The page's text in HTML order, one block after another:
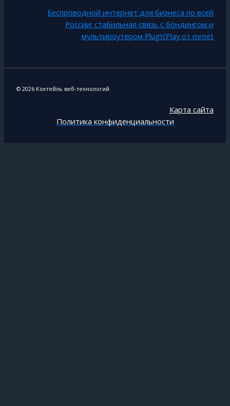
Беспроводной интернет для бизнеса по всей
России: стабильная связь с бондингом и
мультироутером Plug’n’Play от mrnet
© 2026 Коктейль веб-технологий
Карта сайта
Политика конфиденциальности